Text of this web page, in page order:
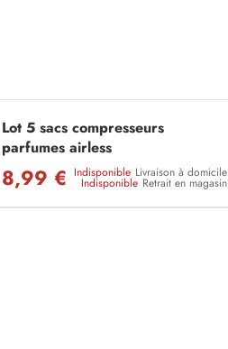
Lot 5 sacs compresseurs
parfumes airless
8,99 € Indisponible Livraison à domicile
Indisponible Retrait en magasin